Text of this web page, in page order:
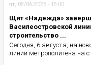
чт, 08/06/2026 - 18:00
Щит «Надежда»
Василеостровской
строительство ...
Сегодня, 6 августа, на
линии метрополитена на